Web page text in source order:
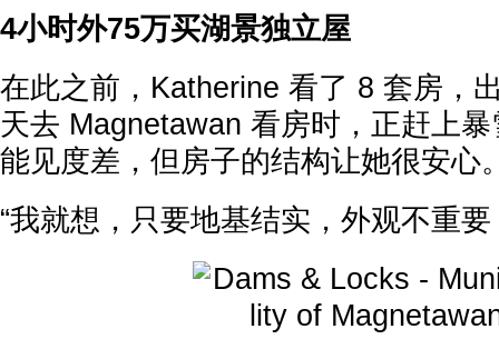
4小时外75万买湖景独立屋
在此之前，Katherine 看了 8 套房，
天去 Magnetawan 看房时，正赶上
能见度差，但房子的结构让她很安心
“我就想，只要地基结实，外观不重要